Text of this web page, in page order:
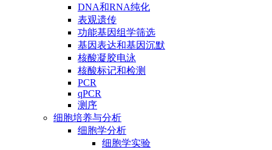
DNA和RNA纯化
表观遗传
功能基因组学筛选
基因表达和基因沉默
核酸凝胶电泳
核酸标记和检测
PCR
qPCR
测序
细胞培养与分析
细胞学分析
细胞学实验